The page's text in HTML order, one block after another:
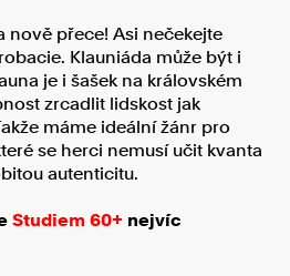
přece! Asi nečekejte
Klauniáda může být i
je i šašek na královském
zrcadlit lidskost jak
máme ideální žánr pro
se herci nemusí učit kvanta
autenticitu.
Studiem 60+ nejvíc